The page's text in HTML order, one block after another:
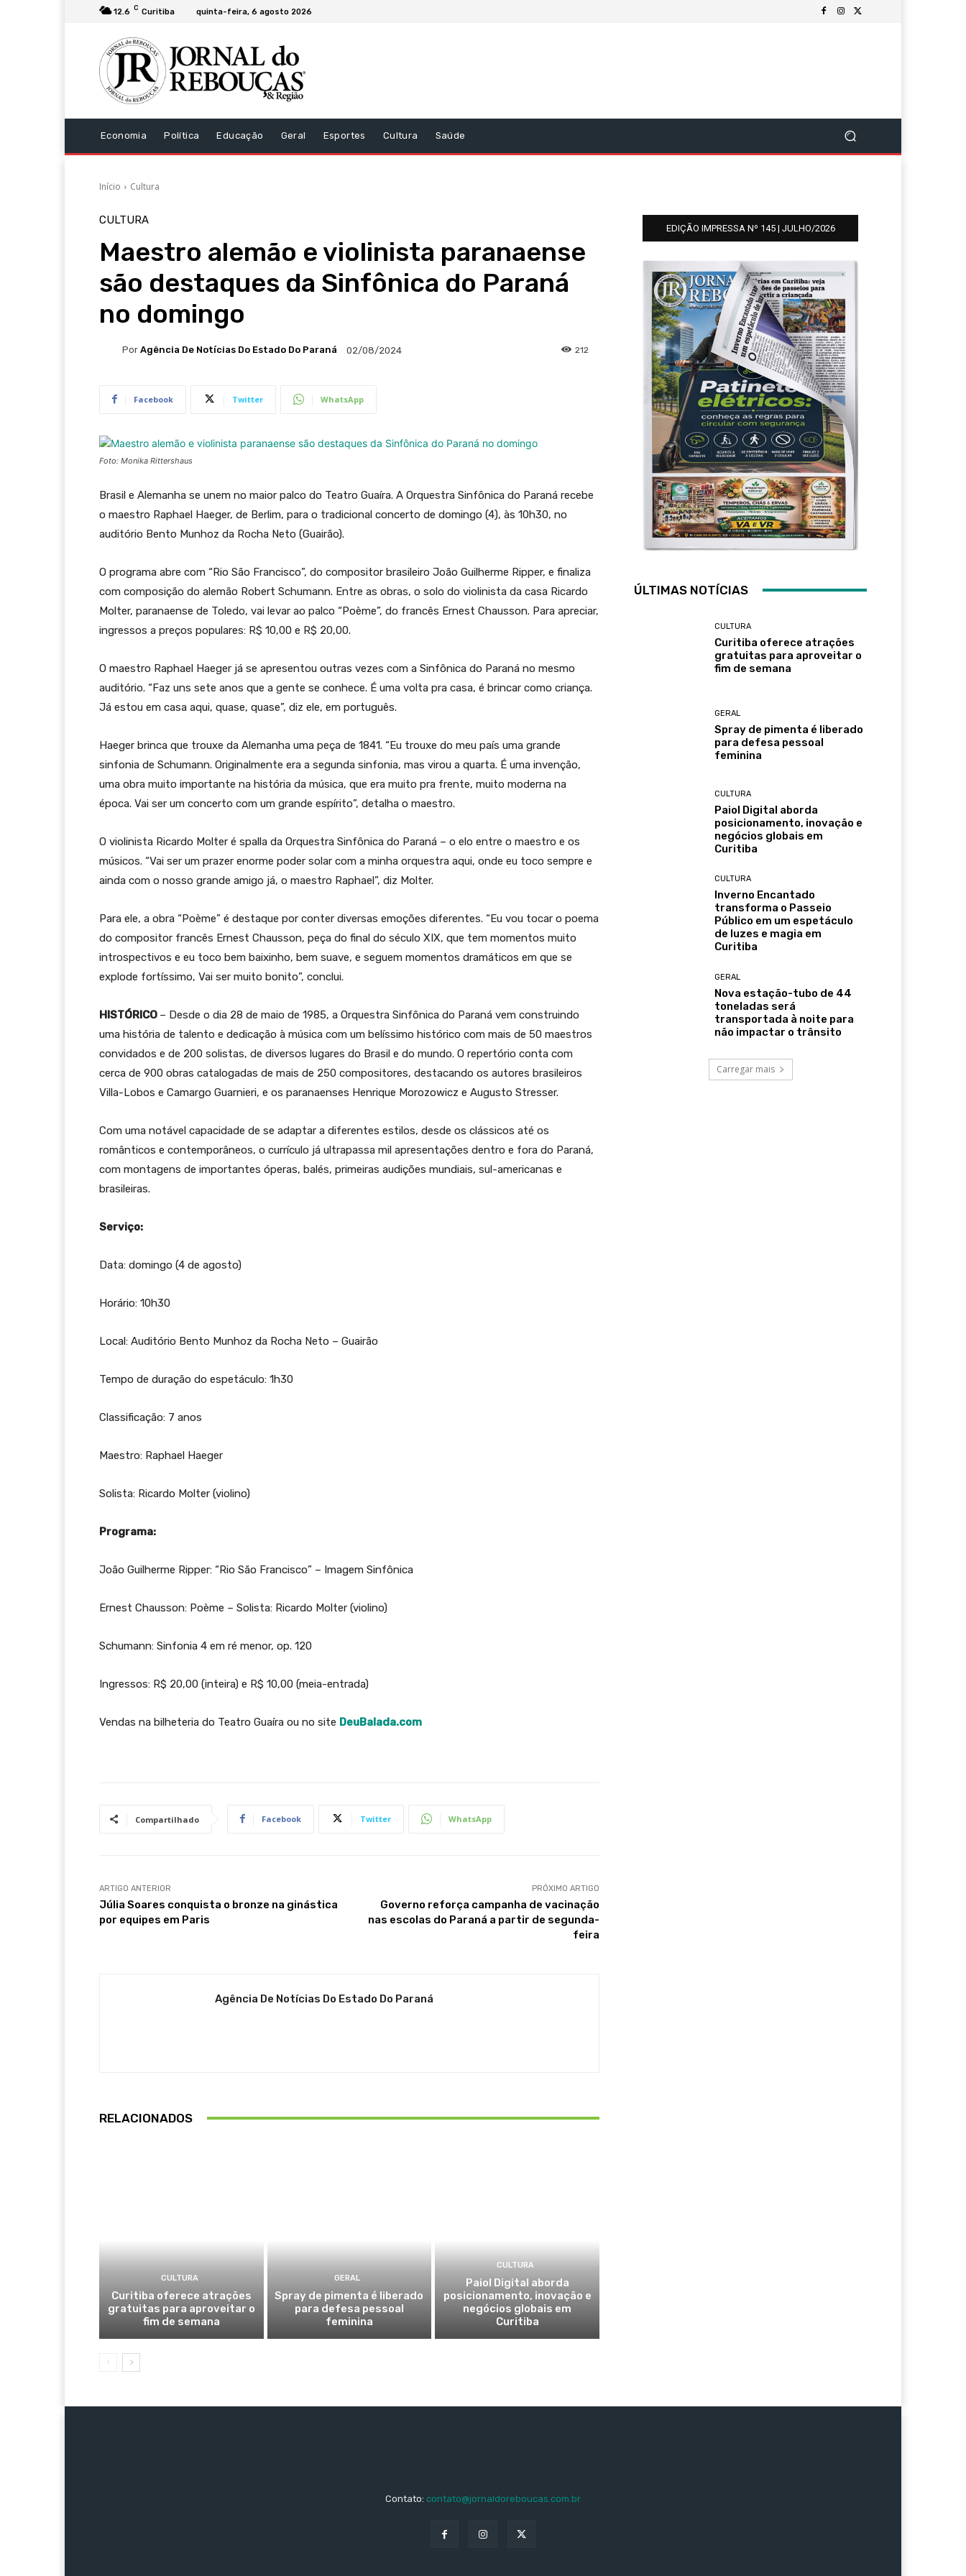
12.6 C Curitiba quinta-feira, 6 agosto 2026
Economia Política Educação Geral Esportes Cultura Saúde
Início Cultura
CULTURA
Maestro alemão e violinista paranaense
são destaques da Sinfônica do Paraná
no domingo
Por Agência De Notícias Do Estado Do Paraná 02/08/2024 212
Facebook Twitter WhatsApp
Foto: Monika Rittershaus
Brasil e Alemanha se unem no maior palco do Teatro Guaíra. A Orquestra Sinfônica do Paraná recebe
o maestro Raphael Haeger, de Berlim, para o tradicional concerto de domingo (4), às 10h30, no
auditório Bento Munhoz da Rocha Neto (Guairão).
O programa abre com “Rio São Francisco”, do compositor brasileiro João Guilherme Ripper, e finaliza
com composição do alemão Robert Schumann. Entre as obras, o solo do violinista da casa Ricardo
Molter, paranaense de Toledo, vai levar ao palco “Poème”, do francês Ernest Chausson. Para apreciar,
ingressos a preços populares: R$ 10,00 e R$ 20,00.
O maestro Raphael Haeger já se apresentou outras vezes com a Sinfônica do Paraná no mesmo
auditório. “Faz uns sete anos que a gente se conhece. É uma volta pra casa, é brincar como criança.
Já estou em casa aqui, quase, quase”, diz ele, em português.
Haeger brinca que trouxe da Alemanha uma peça de 1841. “Eu trouxe do meu país uma grande
sinfonia de Schumann. Originalmente era a segunda sinfonia, mas virou a quarta. É uma invenção,
uma obra muito importante na história da música, que era muito pra frente, muito moderna na
época. Vai ser um concerto com um grande espírito”, detalha o maestro.
O violinista Ricardo Molter é spalla da Orquestra Sinfônica do Paraná – o elo entre o maestro e os
músicos. “Vai ser um prazer enorme poder solar com a minha orquestra aqui, onde eu toco sempre e
ainda com o nosso grande amigo já, o maestro Raphael”, diz Molter.
Para ele, a obra “Poème” é destaque por conter diversas emoções diferentes. “Eu vou tocar o poema
do compositor francês Ernest Chausson, peça do final do século XIX, que tem momentos muito
introspectivos e eu toco bem baixinho, bem suave, e seguem momentos dramáticos em que se
explode fortíssimo, Vai ser muito bonito”, conclui.
HISTÓRICO – Desde o dia 28 de maio de 1985, a Orquestra Sinfônica do Paraná vem construindo
uma história de talento e dedicação à música com um belíssimo histórico com mais de 50 maestros
convidados e de 200 solistas, de diversos lugares do Brasil e do mundo. O repertório conta com
cerca de 900 obras catalogadas de mais de 250 compositores, destacando os autores brasileiros
Villa-Lobos e Camargo Guarnieri, e os paranaenses Henrique Morozowicz e Augusto Stresser.
Com uma notável capacidade de se adaptar a diferentes estilos, desde os clássicos até os
românticos e contemporâneos, o currículo já ultrapassa mil apresentações dentro e fora do Paraná,
com montagens de importantes óperas, balés, primeiras audições mundiais, sul-americanas e
brasileiras.
Serviço:
Data: domingo (4 de agosto)
Horário: 10h30
Local: Auditório Bento Munhoz da Rocha Neto – Guairão
Tempo de duração do espetáculo: 1h30
Classificação: 7 anos
Maestro: Raphael Haeger
Solista: Ricardo Molter (violino)
Programa:
João Guilherme Ripper: “Rio São Francisco” – Imagem Sinfônica
Ernest Chausson: Poème – Solista: Ricardo Molter (violino)
Schumann: Sinfonia 4 em ré menor, op. 120
Ingressos: R$ 20,00 (inteira) e R$ 10,00 (meia-entrada)
Vendas na bilheteria do Teatro Guaíra ou no site DeuBalada.com
Compartilhado Facebook Twitter WhatsApp
ARTIGO ANTERIOR
Júlia Soares conquista o bronze na ginástica
por equipes em Paris
PRÓXIMO ARTIGO
Governo reforça campanha de vacinação
nas escolas do Paraná a partir de segunda-
feira
Agência De Notícias Do Estado Do Paraná
RELACIONADOS
CULTURA
Curitiba oferece atrações
gratuitas para aproveitar o
fim de semana
GERAL
Spray de pimenta é liberado
para defesa pessoal
feminina
CULTURA
Paiol Digital aborda
posicionamento, inovação e
negócios globais em
Curitiba
EDIÇÃO IMPRESSA Nº 145 | JULHO/2026
ÚLTIMAS NOTÍCIAS
CULTURA
Curitiba oferece atrações
gratuitas para aproveitar o
fim de semana
GERAL
Spray de pimenta é liberado
para defesa pessoal
feminina
CULTURA
Paiol Digital aborda
posicionamento, inovação e
negócios globais em
Curitiba
CULTURA
Inverno Encantado
transforma o Passeio
Público em um espetáculo
de luzes e magia em
Curitiba
GERAL
Nova estação-tubo de 44
toneladas será
transportada à noite para
não impactar o trânsito
Carregar mais
Contato: contato@jornaldoreboucas.com.br